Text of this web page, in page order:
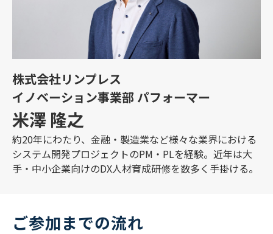
株式会社リンプレス
イノベーション事業部 パフォーマー
米澤 隆之
約20年にわたり、金融・製造業など様々な業界における
システム開発プロジェクトのPM・PLを経験。近年は大
手・中小企業向けのDX人材育成研修を数多く手掛ける。
ご参加までの流れ